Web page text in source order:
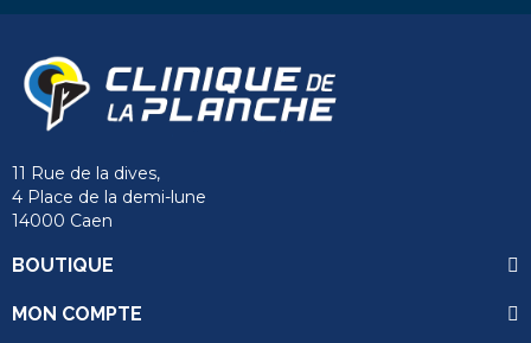
11 Rue de la dives,
4 Place de la demi-lune
14000 Caen
BOUTIQUE
MON COMPTE